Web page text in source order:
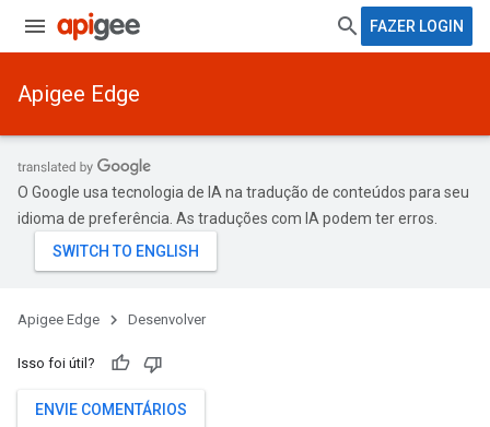
FAZER LOGIN
Apigee Edge
O Google usa tecnologia de IA na tradução de conteúdos para seu
idioma de preferência. As traduções com IA podem ter erros.
Apigee Edge Desenvolver
Isso foi útil?
ENVIE COMENTÁRIOS